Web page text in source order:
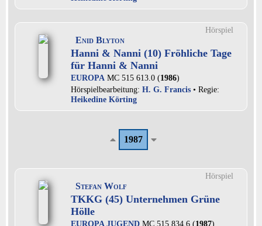
Hörspiel
Enid Blyton
Hanni & Nanni (10) Fröhliche Tage
für Hanni & Nanni
EUROPA MC 515 613.0 (1986)
Hörspielbearbeitung: H. G. Francis • Regie:
Heikedine Körting
1987
Hörspiel
Stefan Wolf
TKKG (45) Unternehmen Grüne
Hölle
EUROPA JUGEND MC 515 834.6 (1987)